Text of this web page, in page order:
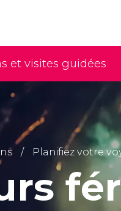
et visites guidées
Planifiez votre